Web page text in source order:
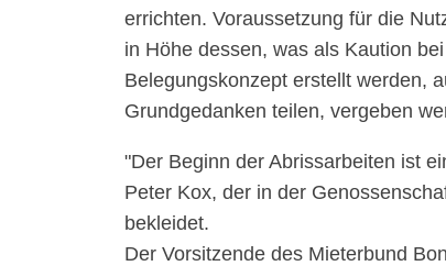
errichten. Voraussetzung für die
in Höhe dessen, was als Kaution
Belegungskonzept erstellt werden,
Grundgedanken teilen, vergeben
Der Beginn der Abrissarbeiten ist
Peter Kox, der in der
bekleidet.
Der Vorsitzende des Mieterbund